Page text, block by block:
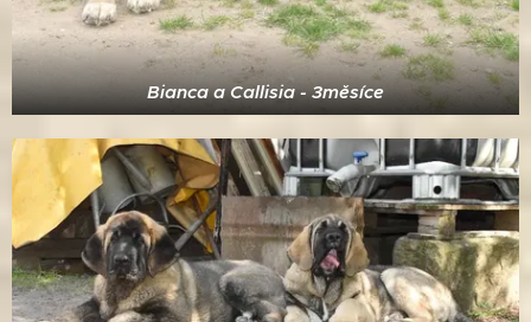
Bianca a Callisia - 3měsíce